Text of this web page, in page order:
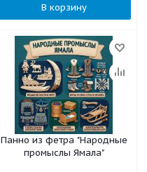
В корзину
Панно из фетра "Народные
промыслы Ямала"